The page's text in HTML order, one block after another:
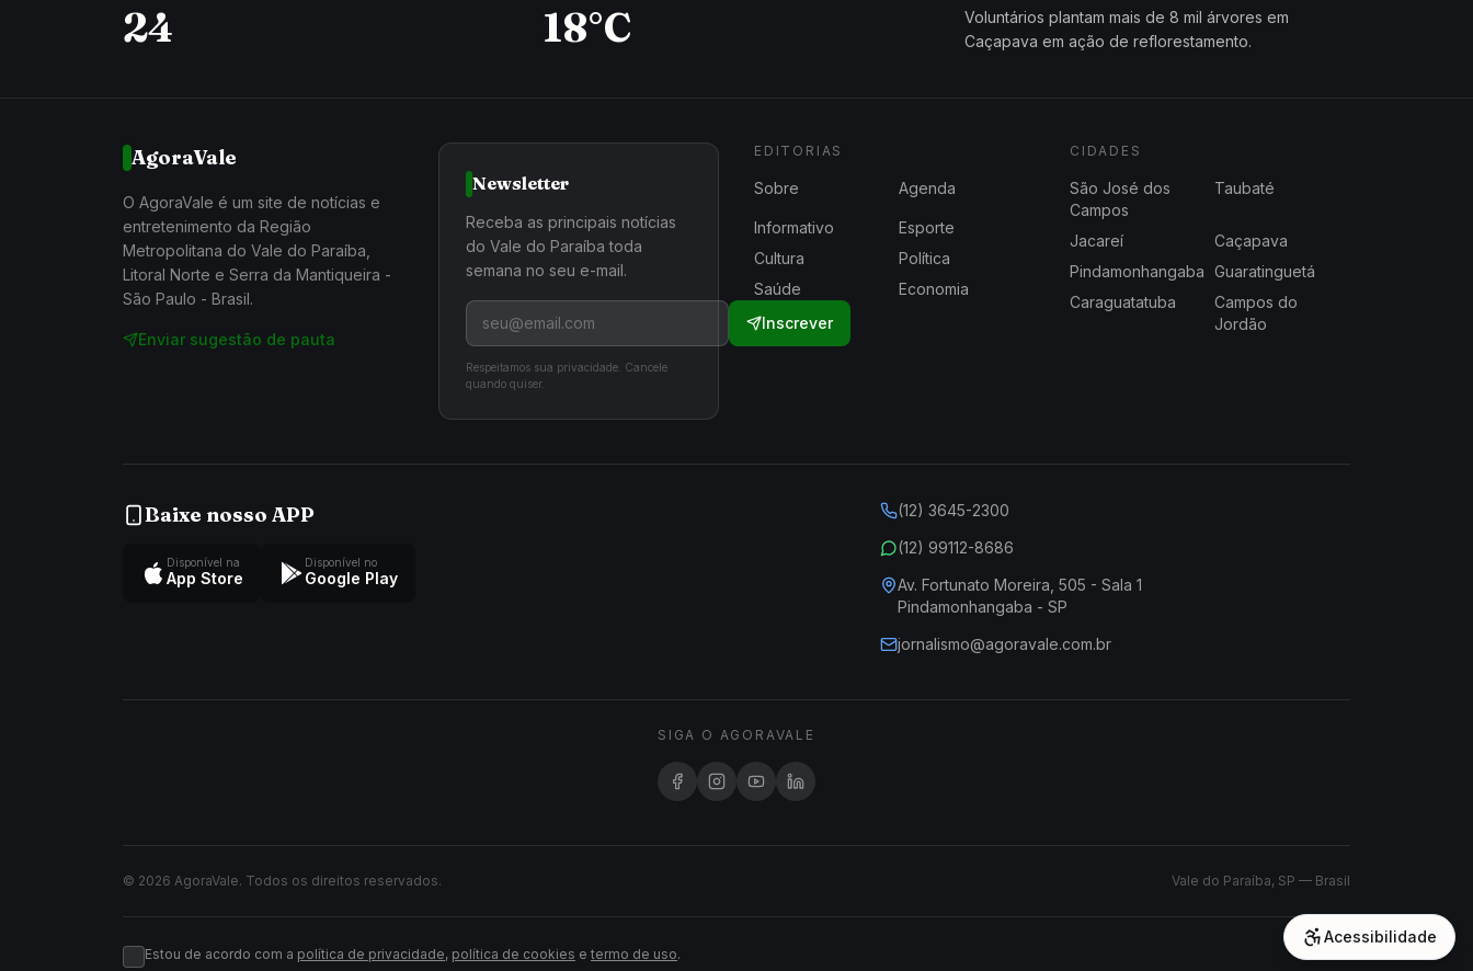
24 18°C
Voluntários plantam mais de 8 mil árvores em
Caçapava em ação de reflorestamento.
AgoraVale
O AgoraVale é um site de notícias e
entretenimento da Região
Metropolitana do Vale do Paraíba,
Litoral Norte e Serra da Mantiqueira -
São Paulo - Brasil.
Enviar sugestão de pauta
Newsletter
Receba as principais notícias
do Vale do Paraíba toda
semana no seu e-mail.
Inscrever
Respeitamos sua privacidade. Cancele
quando quiser.
EDITORIAS
Sobre Agenda
Informativo
Esporte
Cultura
Política
Saúde
Economia
CIDADES
São José dos
Campos
Taubaté
Jacareí
Caçapava
Pindamonhangaba Guaratinguetá
Caraguatatuba
Campos do
Jordão
Baixe nosso APP
Disponível na
App Store
Disponível no
Google Play
(12) 3645-2300
(12) 99112-8686
Av. Fortunato Moreira, 505 - Sala 1
Pindamonhangaba - SP
jornalismo@agoravale.com.br
SIGA O AGORAVALE
© 2026 AgoraVale. Todos os direitos reservados. Vale do Paraíba, SP — Brasil
Estou de acordo com a política de privacidade, política de cookies e termo de uso.
Acessibilidade